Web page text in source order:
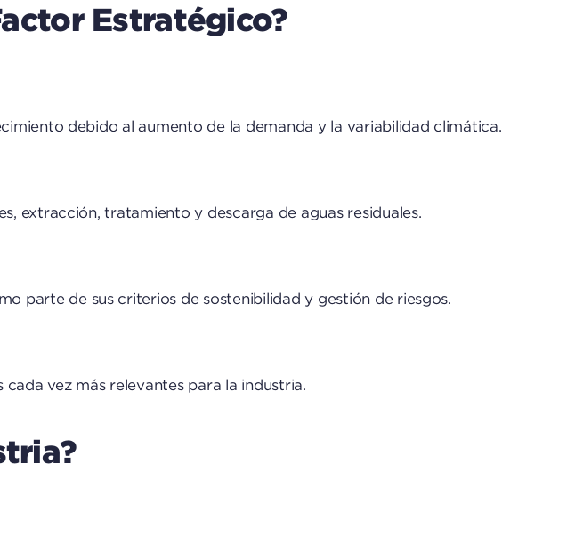
Estratégico?
debido al aumento de la demanda y la variabilidad climática.
extracción, tratamiento y descarga de aguas residuales.
parte de sus criterios de sostenibilidad y gestión de riesgos.
vez más relevantes para la industria.